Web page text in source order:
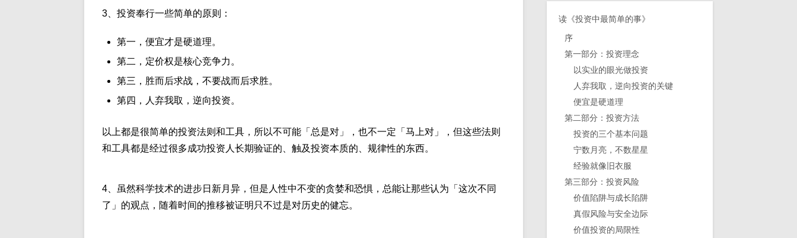
3、投资奉行一些简单的原则：
第一，便宜才是硬道理。
第二，定价权是核心竞争力。
第三，胜而后求战，不要战而后求胜。
第四，人弃我取，逆向投资。
以上都是很简单的投资法则和工具，所以不可能「总是对」，也不一定「马上对」，但这些法则
和工具都是经过很多成功投资人长期验证的、触及投资本质的、规律性的东西。
4、虽然科学技术的进步日新月异，但是人性中不变的贪婪和恐惧，总能让那些认为「这次不同
了」的观点，随着时间的推移被证明只不过是对历史的健忘。
读《投资中最简单的事》
序
第一部分：投资理念
以实业的眼光做投资
人弃我取，逆向投资的关键
便宜是硬道理
第二部分：投资方法
投资的三个基本问题
宁数月亮，不数星星
经验就像旧衣服
第三部分：投资风险
价值陷阱与成长陷阱
真假风险与安全边际
价值投资的局限性